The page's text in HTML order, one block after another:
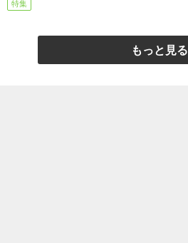
特集
もっと見る